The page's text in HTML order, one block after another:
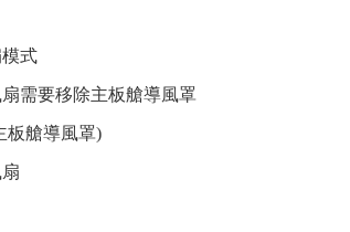
式
扇需要移除主板艙導風罩
板艙導風罩)